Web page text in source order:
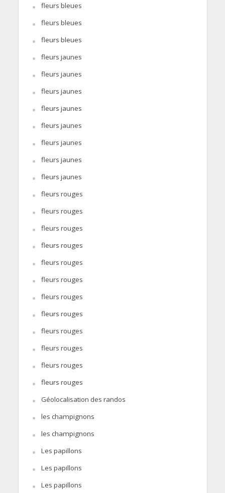
fleurs bleues
fleurs bleues
fleurs bleues
fleurs jaunes
fleurs jaunes
fleurs jaunes
fleurs jaunes
fleurs jaunes
fleurs jaunes
fleurs jaunes
fleurs jaunes
fleurs rouges
fleurs rouges
fleurs rouges
fleurs rouges
fleurs rouges
fleurs rouges
fleurs rouges
fleurs rouges
fleurs rouges
fleurs rouges
fleurs rouges
fleurs rouges
Géolocalisation des randos
les champignons
les champignons
Les papillons
Les papillons
Les papillons